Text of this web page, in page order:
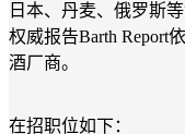
日本、丹麦、俄罗斯
权威报告Barth Report
酒厂商。
在招职位如下：